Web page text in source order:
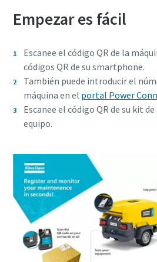
Empezar es fácil
Escanee el código QR de la
códigos QR de su smartphone.
También puede introducir el
máquina en el portal Power
Escanee el código QR de su kit
equipo.